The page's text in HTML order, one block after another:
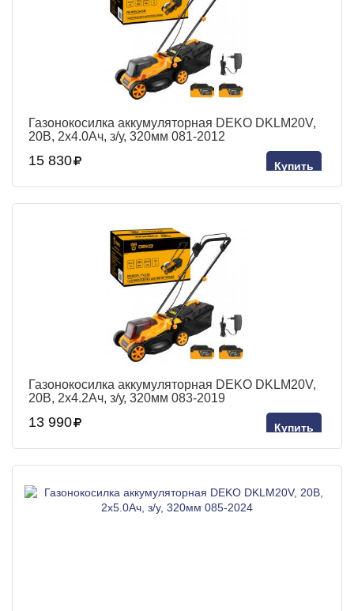
Газонокосилка аккумуляторная DEKO DKLM20V,
20В, 2x4.0Aч, з/у, 320мм 081-2012
15 830 Купить
Газонокосилка аккумуляторная DEKO DKLM20V,
20В, 2x4.2Aч, з/у, 320мм 083-2019
13 990 Купить